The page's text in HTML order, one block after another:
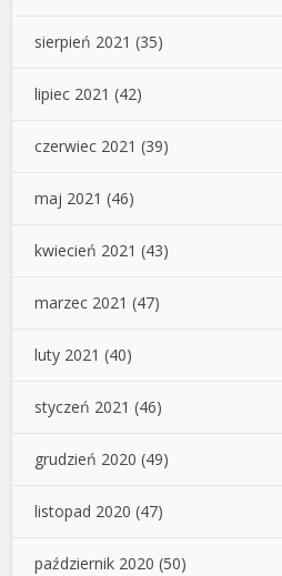
sierpień 2021 (35)
lipiec 2021 (42)
czerwiec 2021 (39)
maj 2021 (46)
kwiecień 2021 (43)
marzec 2021 (47)
luty 2021 (40)
styczeń 2021 (46)
grudzień 2020 (49)
listopad 2020 (47)
październik 2020 (50)